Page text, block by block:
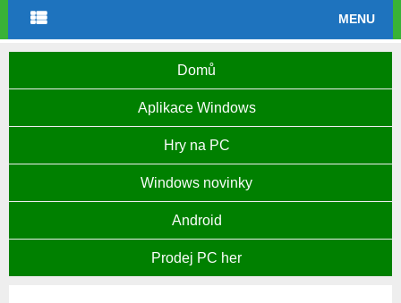
MENU
Domů
Aplikace Windows
Hry na PC
Windows novinky
Android
Prodej PC her